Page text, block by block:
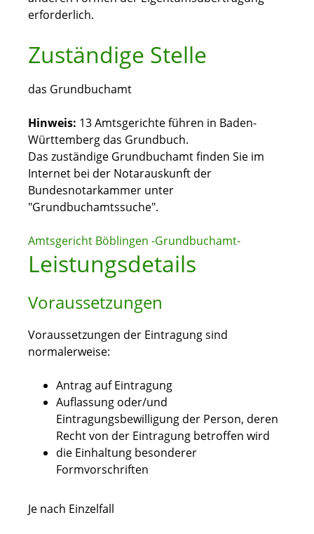
erforderlich.
Zuständige Stelle
das Grundbuchamt
Hinweis: 13 Amtsgerichte führen in Baden-
Württemberg das Grundbuch.
Das zuständige Grundbuchamt finden Sie im
Internet bei der Notarauskunft der
Bundesnotarkammer unter
"Grundbuchamtssuche".
Amtsgericht Böblingen -Grundbuchamt-
Leistungsdetails
Voraussetzungen
Voraussetzungen der Eintragung sind
normalerweise:
Antrag auf Eintragung
Auflassung oder/und
Eintragungsbewilligung der Person, deren
Recht von der Eintragung betroffen wird
die Einhaltung besonderer
Formvorschriften
Je nach Einzelfall